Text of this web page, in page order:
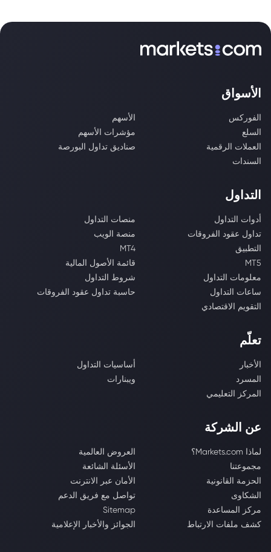
الأسواق
الفوركس
الأسهم
السلع
مؤشرات الأسهم
العملات الرقمية
صناديق تداول البورصة
السندات
التداول
أدوات التداول
منصات التداول
تداول عقود الفروقات
منصة الويب
التطبيق
MT4
MT5
قائمة الأصول المالية
معلومات التداول
شروط التداول
ساعات التداول
حاسبة تداول عقود الفروقات
التقويم الاقتصادي
تعلّم
الأخبار
أساسيات التداول
المسرد
ويبنارات
المركز التعليمي
عن الشركة
لماذا Markets.com؟
العروض العالمية
مجموعتنا
الأسئلة الشائعة
الحزمة القانونية
الأمان عبر الانترنت
الشكاوى
تواصل مع فريق الدعم
مركز المساعدة
Sitemap
كشف ملفات الارتباط
الجوائز والأخبار الإعلامية